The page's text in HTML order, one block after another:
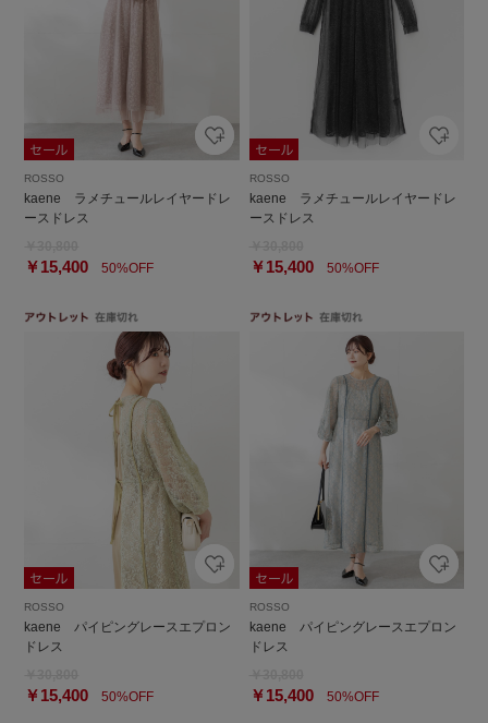
ROSSO
kaene ラメチュールレイヤードレ
ースドレス
￥15,400 50%OFF
ROSSO
kaene ラメチュールレイヤードレ
ースドレス
￥15,40050%OFF
ROSSO
kaene パイピングレースエプロン
ドレス
￥15,400 50%OFF
ROSSO
kaene パイピングレースエプロン
ドレス
￥15,40050%OFF